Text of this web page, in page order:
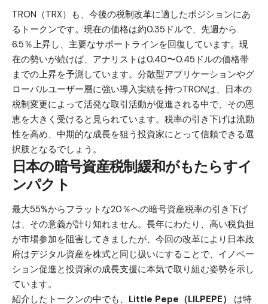
TRON（TRX）も、今後の税制改革に適したポジションにあ
るトークンです。現在の価格は約0.35ドルで、先週から
6.5％上昇し、主要なサポートラインを回復しています。現
在の勢いが続けば、アナリストは0.40〜0.45ドルの価格帯
までの上昇を予測しています。分散型アプリケーションやグ
ローバルユーザー層に強い導入実績を持つTRONは、日本の
税制変更によって活発な取引活動が促進される中で、その恩
恵を大きく受けると見られています。税率の引き下げは流動
性を高め、中期的な成長を狙う投資家にとって信頼できる選
択肢となるでしょう。
日本の暗号資産税制緩和がもたらすイ
ンパクト
最大55%からフラットな20％への暗号資産税率の引き下げ
は、その意義が計り知れません。長年にわたり、高い税負担
が市場参加を阻害してきましたが、今回の改革により日本政
府はデジタル資産を株式と同じ扱いにすることで、イノベー
ション促進と投資家の成長支援に本気で取り組む姿勢を示し
ています。
紹介したトークンの中でも、 Little Pepe（LILPEPE）
は特